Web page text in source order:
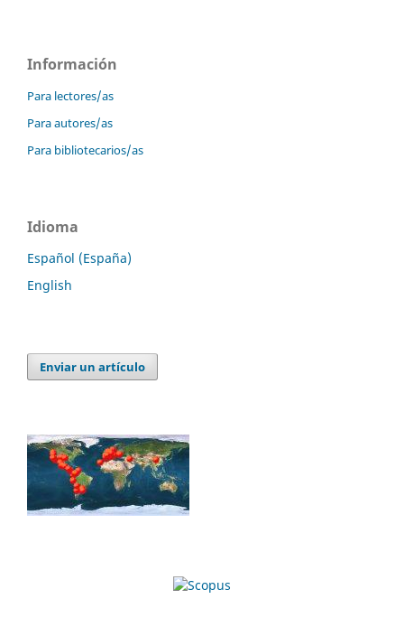
Información
Para lectores/as
Para autores/as
Para bibliotecarios/as
Idioma
Español (España)
English
Enviar un artículo